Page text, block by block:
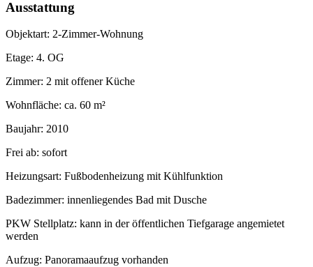
Ausstattung
Objektart: 2-Zimmer-Wohnung
Etage: 4. OG
Zimmer: 2 mit offener Küche
Wohnfläche: ca. 60 m²
Baujahr: 2010
Frei ab: sofort
Heizungsart: Fußbodenheizung mit Kühlfunktion
Badezimmer: innenliegendes Bad mit Dusche
PKW Stellplatz: kann in der öffentlichen Tiefgarage angemietet
werden
Aufzug: Panoramaaufzug vorhanden